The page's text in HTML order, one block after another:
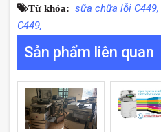
Từ khóa: sữa chữa lỗi C449,
C449,
Sản phẩm liên quan